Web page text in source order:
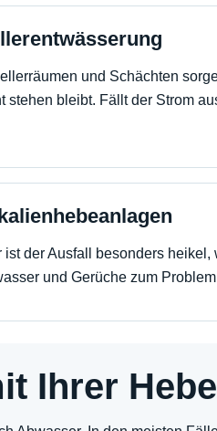
und Schächten
stehen bleibt. Fällt der Strom
ist der Ausfall besonders heikel,
und Gerüche zum
Ihrer